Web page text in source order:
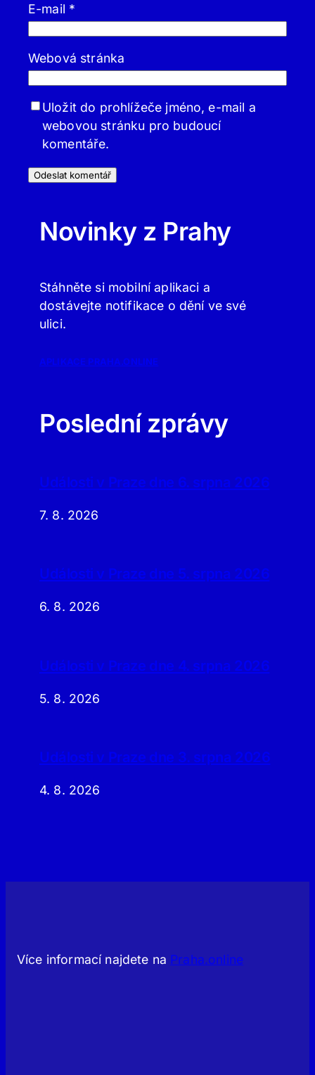
E-mail *
Webová stránka
Uložit do prohlížeče jméno, e-mail a
webovou stránku pro budoucí
komentáře.
Novinky z Prahy
Stáhněte si mobilní aplikaci a
dostávejte notifikace o dění ve své
ulici.
APLIKACE PRAHA.ONLINE
Poslední zprávy
Události v Praze dne 6. srpna 2026
7. 8. 2026
Události v Praze dne 5. srpna 2026
6. 8. 2026
Události v Praze dne 4. srpna 2026
5. 8. 2026
Události v Praze dne 3. srpna 2026
4. 8. 2026
Více informací najdete na Praha.online